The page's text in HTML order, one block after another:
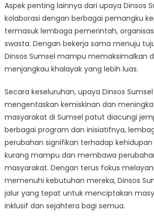
Aspek penting lainnya dari upaya Dinsos
kolaborasi dengan berbagai pemangku
termasuk lembaga pemerintah,
swasta. Dengan bekerja sama menuju
Dinsos Sumsel mampu memaksimalkan
menjangkau khalayak yang lebih luas.
Secara keseluruhan, upaya Dinsos
mengentaskan kemiskinan dan
masyarakat di Sumsel patut diacungi
berbagai program dan inisiatifnya,
perubahan signifikan terhadap
kurang mampu dan membawa
masyarakat. Dengan terus fokus
memenuhi kebutuhan mereka, Dinsos
jalur yang tepat untuk menciptakan
inklusif dan sejahtera bagi semua.